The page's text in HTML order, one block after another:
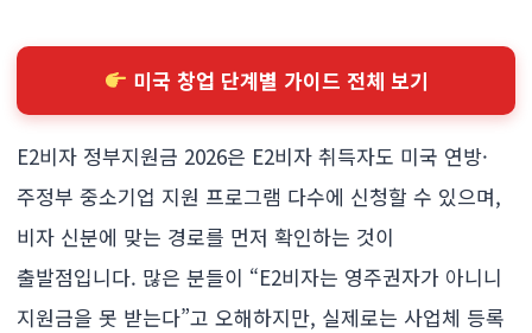
미국 창업 단계별 가이드 전체 보기
E2비자 정부지원금 2026은 E2비자 취득자도 미국 연방·
주정부 중소기업 지원 프로그램 다수에 신청할 수 있으며,
비자 신분에 맞는 경로를 먼저 확인하는 것이
출발점입니다. 많은 분들이 “E2비자는 영주권자가 아니니
지원금을 못 받는다”고 오해하지만, 실제로는 사업체 등록